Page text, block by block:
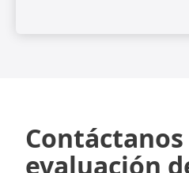
evaluación